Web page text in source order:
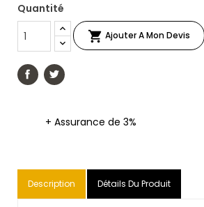
Quantité
 Ajouter A Mon Devis
+ Assurance de 3%
Description Détails Du Produit